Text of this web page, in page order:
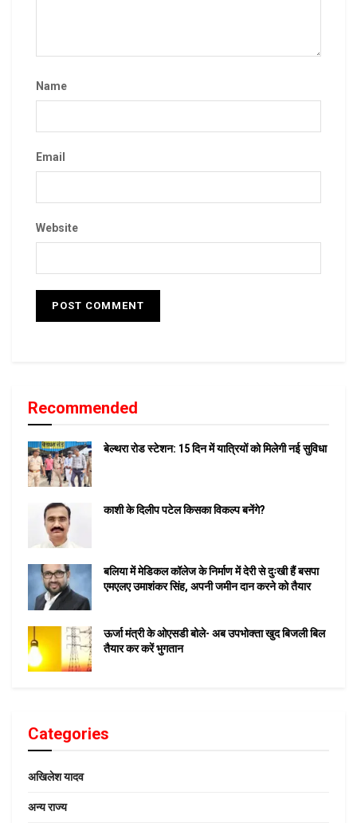
Name
Email
Website
Recommended
बेल्थरा रोड स्टेशन: 15 दिन में यात्रियों को मिलेगी नई सुविधा
काशी के दिलीप पटेल किसका विकल्प बनेंगे?
बलिया में मेडिकल कॉलेज के निर्माण में देरी से दुःखी हैं बसपा
एमएलए उमाशंकर सिंह, अपनी जमीन दान करने को तैयार
ऊर्जा मंत्री के ओएसडी बोले- अब उपभोक्ता खुद बिजली बिल
तैयार कर करें भुगतान
Categories
अखिलेश यादव
अन्य राज्य